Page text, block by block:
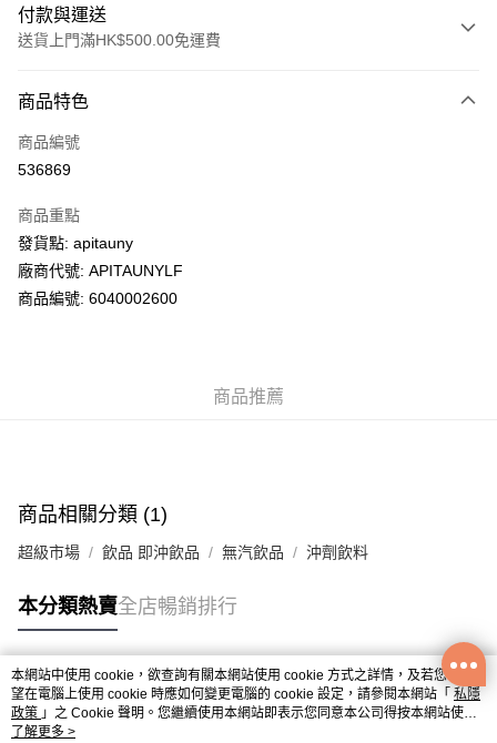
付款與運送
送貨上門滿HK$500.00免運費
信用卡
AlipayHK
WeChat Pay
送貨方式
每筆HK$50.00，滿HK$200.00或以上免運費
UNY 門市自取
商品特色
商品編號
536869
商品重點
發貨點: apitauny
廠商代號: APITAUNYLF
商品編號: 6040002600
商品推薦
商品相關分類 (1)
超級市場 飲品 即沖飲品 無汽飲品 沖劑飲料
本分類熱賣全店暢銷排行
熱門標籤
熱銷排行
本網站中使用 cookie，欲查詢有關本網站使用 cookie 方式之詳情，及若您不希
望在電腦上使用 cookie 時應如何變更電腦的 cookie 設定，請參閱本網站「 私隱
政策 」之 Cookie 聲明。您繼續使用本網站即表示您同意本公司得按本網站使用
條款之 Cookie 聲明使用 cookie。
了解更多 >